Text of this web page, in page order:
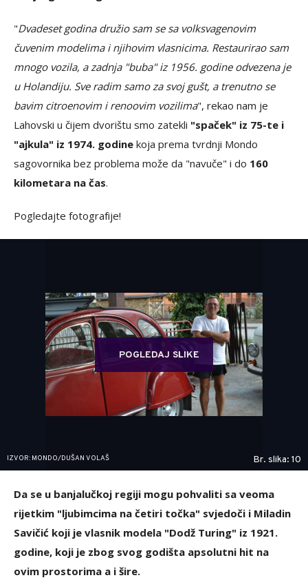
"Dvadeset godina družio sam se sa volksvagenovim
čuvenim modelima i njihovim vlasnicima. Restaurirao sam
mnogo vozila, a zadnja "buba" iz 1956. godine odvezena je
u Holandiju. Sve radim samo za svoj gušt, a trenutno se
bavim citroenovim i renoovim vozilima", rekao nam je
Lahovski u čijem dvorištu smo zatekli "spaček" iz 75-te i
"ajkula" iz 1974. godine koja prema tvrdnji Mondo
sagovornika bez problema može da "navuče" i do 160
kilometara na čas.
Pogledajte fotografije!
POGLEDAJ SLIKE
IZVOR: MONDO/DUŠAN VOLAŠ Br. slika: 10
Da se u banjalučkoj regiji mogu pohvaliti sa veoma
rijetkim "ljubimcima na četiri točka" svjedoči i Miladin
Savičić koji je vlasnik modela "Dodž Turing" iz 1921.
godine, koji je zbog svog godišta apsolutni hit na
ovim prostorima a i šire.